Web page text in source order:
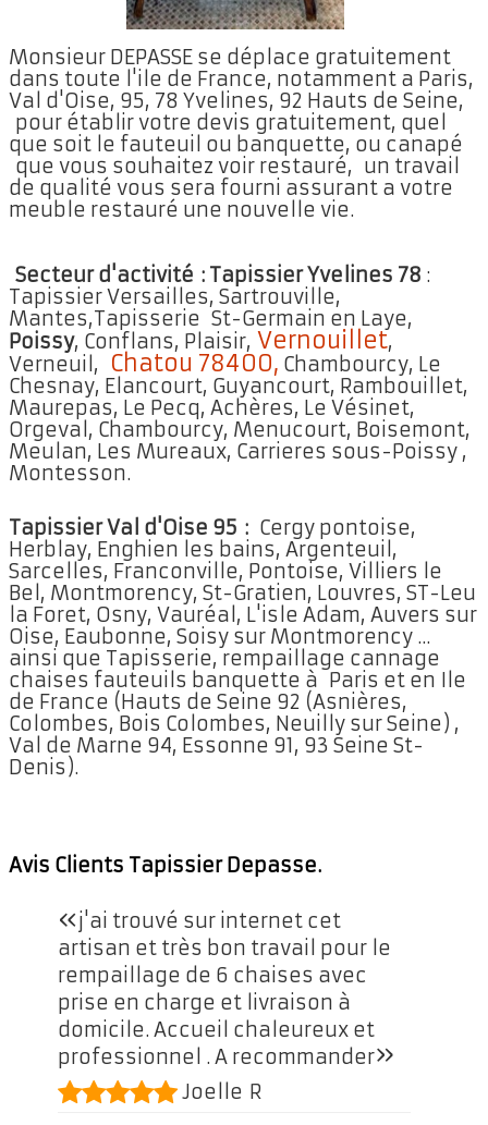
Monsieur DEPASSE se déplace gratuitement
dans toute l'ile de France, notamment a Paris,
Val d'Oise, 95, 78 Yvelines, 92 Hauts de Seine,
pour établir votre devis gratuitement, quel
que soit le fauteuil ou banquette, ou canapé
que vous souhaitez voir restauré, un travail
de qualité vous sera fourni assurant a votre
meuble restauré une nouvelle vie.
Secteur d'activité : Tapissier Yvelines 78 :
Tapissier Versailles, Sartrouville,
Mantes,Tapisserie St-Germain en Laye,
Poissy, Conflans, Plaisir, Vernouillet,
Verneuil, Chatou 78400, Chambourcy, Le
Chesnay, Elancourt, Guyancourt, Rambouillet,
Maurepas, Le Pecq, Achères, Le Vésinet,
Orgeval, Chambourcy, Menucourt, Boisemont,
Meulan, Les Mureaux, Carrieres sous-Poissy ,
Montesson.
Tapissier Val d'Oise 95 : Cergy pontoise,
Herblay, Enghien les bains, Argenteuil,
Sarcelles, Franconville, Pontoise, Villiers le
Bel, Montmorency, St-Gratien, Louvres, ST-Leu
la Foret, Osny, Vauréal, L'isle Adam, Auvers sur
Oise, Eaubonne, Soisy sur Montmorency ...
ainsi que Tapisserie, rempaillage cannage
chaises fauteuils banquette à Paris et en Ile
de France (Hauts de Seine 92 (Asnières,
Colombes, Bois Colombes, Neuilly sur Seine) ,
Val de Marne 94, Essonne 91, 93 Seine St-
Denis).
Avis Clients Tapissier Depasse.
«j'ai trouvé sur internet cet
artisan et très bon travail pour le
rempaillage de 6 chaises avec
prise en charge et livraison à
domicile. Accueil chaleureux et
professionnel . A recommander»
Joelle R